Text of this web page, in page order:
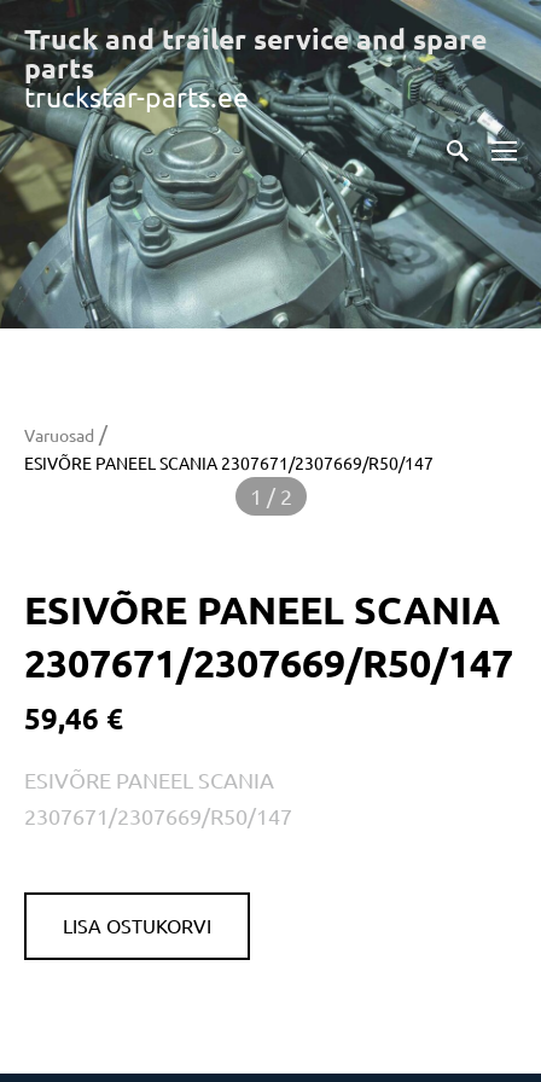
Truck and trailer service and spare
parts
truckstar-parts.ee
Varuosad /
ESIVÕRE PANEEL SCANIA 2307671/2307669/R50/147
1 / 2
ESIVÕRE PANEEL SCANIA
2307671/2307669/R50/147
59,46 €
ESIVÕRE PANEEL SCANIA
2307671/2307669/R50/147
LISA OSTUKORVI